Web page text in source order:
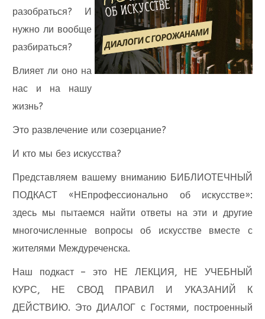
разобраться? И
нужно ли вообще
разбираться?
Влияет ли оно на
нас и на нашу
жизнь?
Это развлечение или созерцание?
И кто мы без искусства?
Представляем вашему вниманию БИБЛИОТЕЧНЫЙ
ПОДКАСТ «НЕпрофессионально об искусстве»:
здесь мы пытаемся найти ответы на эти и другие
многочисленные вопросы об искусстве вместе с
жителями Междуреченска.
Наш подкаст – это НЕ ЛЕКЦИЯ, НЕ УЧЕБНЫЙ
КУРС, НЕ СВОД ПРАВИЛ И УКАЗАНИЙ К
ДЕЙСТВИЮ. Это ДИАЛОГ с Гостями, построенный